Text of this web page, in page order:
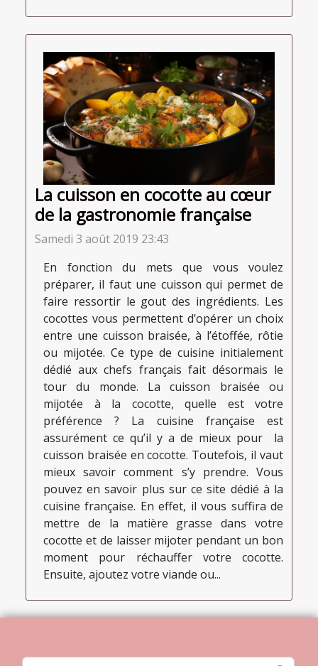
La cuisson en cocotte au cœur
de la gastronomie française
Samedi 3 août 2019 23:43
En fonction du mets que vous voulez
préparer, il faut une cuisson qui permet de
faire ressortir le gout des ingrédients. Les
cocottes vous permettent d’opérer un choix
entre une cuisson braisée, à l’étoffée, rôtie
ou mijotée. Ce type de cuisine initialement
dédié aux chefs français fait désormais le
tour du monde. La cuisson braisée ou
mijotée à la cocotte, quelle est votre
préférence ? La cuisine française est
assurément ce qu’il y a de mieux pour la
cuisson braisée en cocotte. Toutefois, il vaut
mieux savoir comment s’y prendre. Vous
pouvez en savoir plus sur ce site dédié à la
cuisine française. En effet, il vous suffira de
mettre de la matière grasse dans votre
cocotte et de laisser mijoter pendant un bon
moment pour réchauffer votre cocotte.
Ensuite, ajoutez votre viande ou...